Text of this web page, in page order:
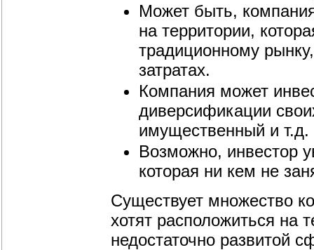
Может быть,
на территории,
традиционному
затратах.
Компания может
диверсификации
имущественный и т.д.
Возможно, инвестор
которая ни кем не
Существует множество
хотят расположиться на
недостаточно развитой